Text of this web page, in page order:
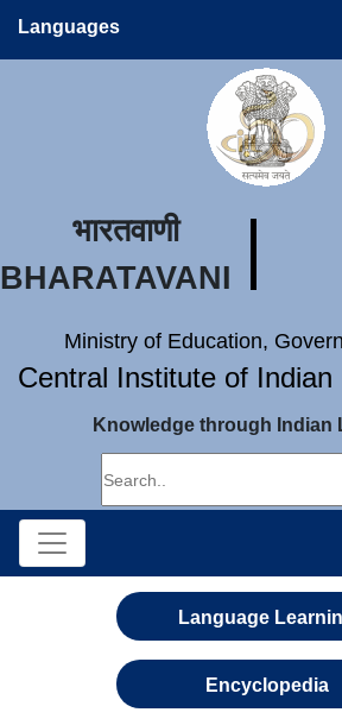
Languages
भारतवाणी
BHARATAVANI
Ministry of Education,
Central Institute of
Knowledge through Indian
Language
Encyclopedia